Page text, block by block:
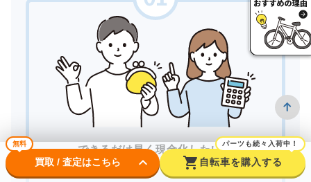
できるだけ早く現金化したい。
対面で安心して取引したい。
無料
買取 / 査定はこちら keyboard_arrow_down shopping_cart
パーツも続々入荷中！
自転車を購入する